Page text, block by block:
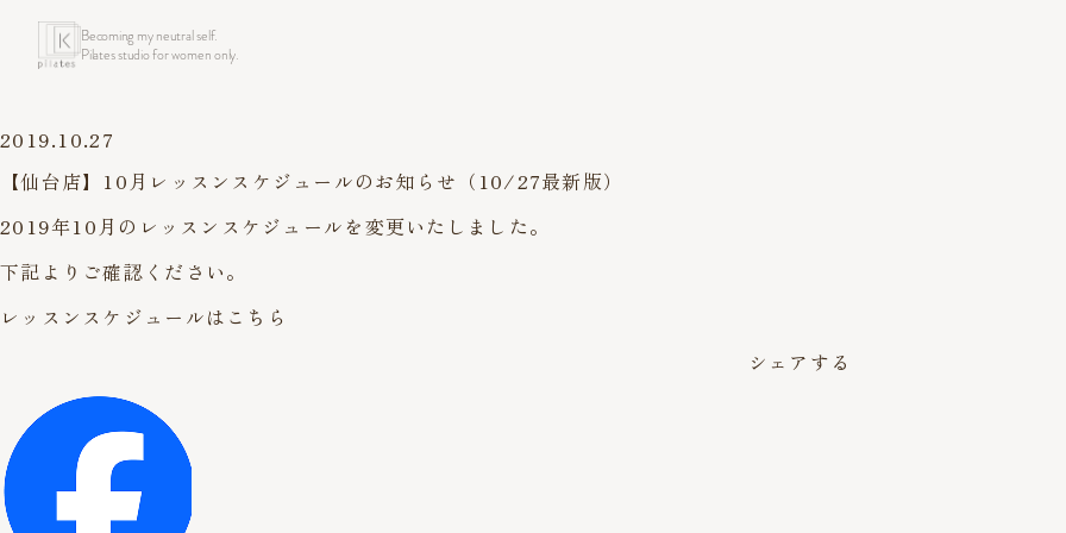
Becoming my neutral self.
Pilates studio for women only.
2019.10.27
【仙台店】10月レッスンスケジュールのお知らせ（10/27最新版）
2019年10月のレッスンスケジュールを変更いたしました。
下記よりご確認ください。
レッスンスケジュールはこちら
シェアする